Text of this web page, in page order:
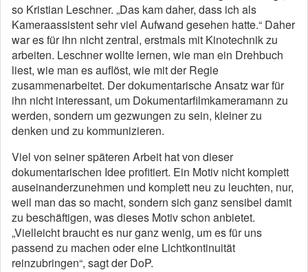
so Kristian Leschner. „Das kam daher, dass ich als
Kameraassistent sehr viel Aufwand gesehen hatte.“ Daher
war es für ihn nicht zentral, erstmals mit Kinotechnik zu
arbeiten. Leschner wollte lernen, wie man ein Drehbuch
liest, wie man es auflöst, wie mit der Regie
zusammenarbeitet. Der dokumentarische Ansatz war für
ihn nicht interessant, um Dokumentarfilmkameramann zu
werden, sondern um gezwungen zu sein, kleiner zu
denken und zu kommunizieren.
Viel von seiner späteren Arbeit hat von dieser
dokumentarischen Idee profitiert. Ein Motiv nicht komplett
auseinanderzunehmen und komplett neu zu leuchten, nur,
weil man das so macht, sondern sich ganz sensibel damit
zu beschäftigen, was dieses Motiv schon anbietet.
„Vielleicht braucht es nur ganz wenig, um es für uns
passend zu machen oder eine Lichtkontinuität
reinzubringen“, sagt der DoP.